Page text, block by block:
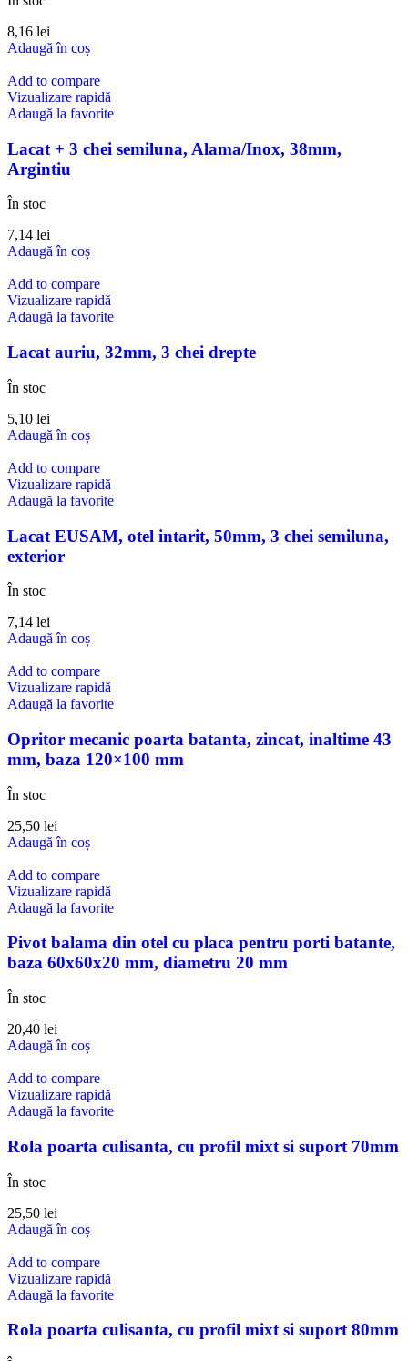
8,16 lei
Adaugă în coș
Add to compare
Vizualizare rapidă
Adaugă la favorite
Lacat + 3 chei semiluna, Alama/Inox, 38mm,
Argintiu
În stoc
7,14 lei
Adaugă în coș
Add to compare
Vizualizare rapidă
Adaugă la favorite
Lacat auriu, 32mm, 3 chei drepte
În stoc
5,10 lei
Adaugă în coș
Add to compare
Vizualizare rapidă
Adaugă la favorite
Lacat EUSAM, otel intarit, 50mm, 3 chei semiluna,
exterior
În stoc
7,14 lei
Adaugă în coș
Add to compare
Vizualizare rapidă
Adaugă la favorite
Opritor mecanic poarta batanta, zincat, inaltime 43
mm, baza 120×100 mm
În stoc
25,50 lei
Adaugă în coș
Add to compare
Vizualizare rapidă
Adaugă la favorite
Pivot balama din otel cu placa pentru porti batante,
baza 60x60x20 mm, diametru 20 mm
În stoc
20,40 lei
Adaugă în coș
Add to compare
Vizualizare rapidă
Adaugă la favorite
Rola poarta culisanta, cu profil mixt si suport 70mm
În stoc
25,50 lei
Adaugă în coș
Add to compare
Vizualizare rapidă
Adaugă la favorite
Rola poarta culisanta, cu profil mixt si suport 80mm